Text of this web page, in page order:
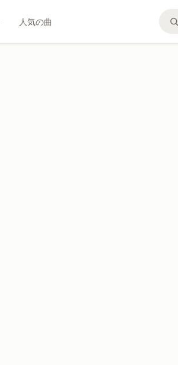
人気の曲